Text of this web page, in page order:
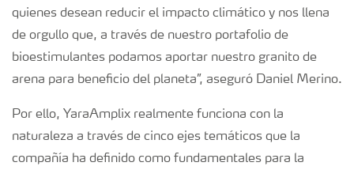
quienes desean reducir el impacto climático y nos llena
de orgullo que, a través de nuestro portafolio de
bioestimulantes podamos aportar nuestro granito de
arena para beneficio del planeta”, aseguró Daniel Merino.
Por ello, YaraAmplix realmente funciona con la
naturaleza a través de cinco ejes temáticos que la
compañía ha definido como fundamentales para la